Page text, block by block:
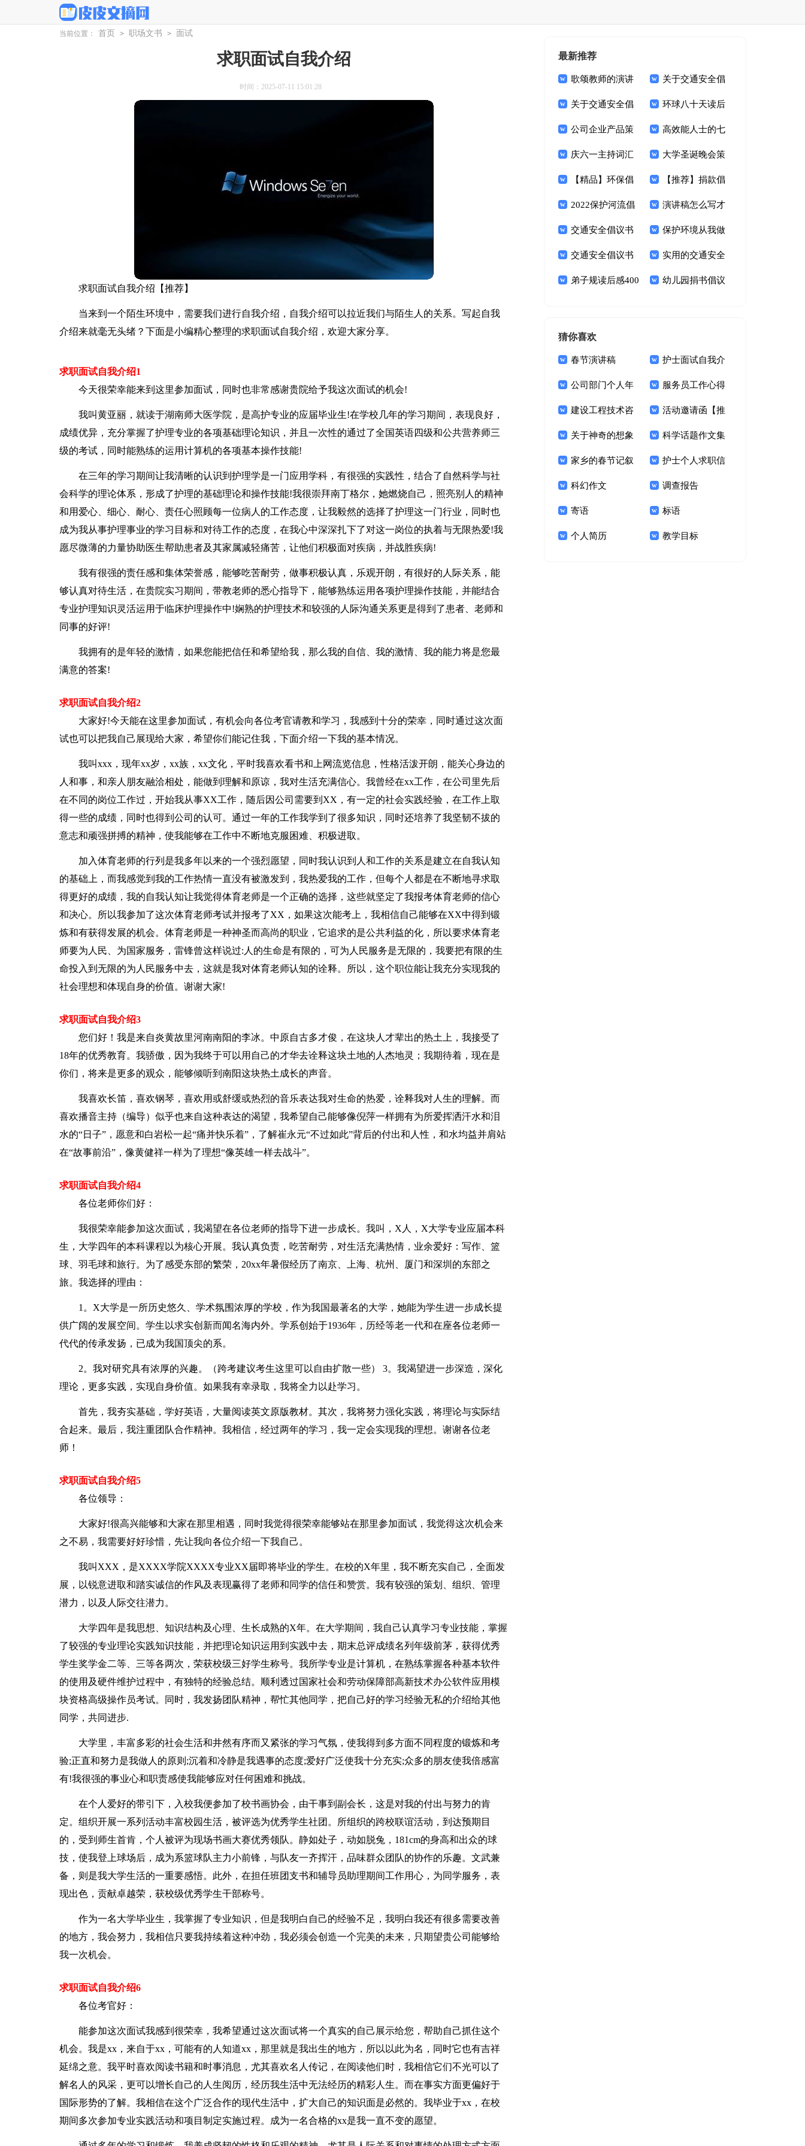
当前位置： 首页 > 职场文书 > 面试
求职面试自我介绍
时间：2025-07-11 15:01:28
求职面试自我介绍【推荐】
当来到一个陌生环境中，需要我们进行自我介绍，自我介绍可以拉近我们与陌生人的关系。写起自我
介绍来就毫无头绪？下面是小编精心整理的求职面试自我介绍，欢迎大家分享。
求职面试自我介绍1
今天很荣幸能来到这里参加面试，同时也非常感谢贵院给予我这次面试的机会!
我叫黄亚丽，就读于湖南师大医学院，是高护专业的应届毕业生!在学校几年的学习期间，表现良好，
成绩优异，充分掌握了护理专业的各项基础理论知识，并且一次性的通过了全国英语四级和公共营养师三
级的考试，同时能熟练的运用计算机的各项基本操作技能!
在三年的学习期间让我清晰的认识到护理学是一门应用学科，有很强的实践性，结合了自然科学与社
会科学的理论体系，形成了护理的基础理论和操作技能!我很崇拜南丁格尔，她燃烧自己，照亮别人的精神
和用爱心、细心、耐心、责任心照顾每一位病人的工作态度，让我毅然的选择了护理这一门行业，同时也
成为我从事护理事业的学习目标和对待工作的态度，在我心中深深扎下了对这一岗位的执着与无限热爱!我
愿尽微薄的力量协助医生帮助患者及其家属减轻痛苦，让他们积极面对疾病，并战胜疾病!
我有很强的责任感和集体荣誉感，能够吃苦耐劳，做事积极认真，乐观开朗，有很好的人际关系，能
够认真对待生活，在贵院实习期间，带教老师的悉心指导下，能够熟练运用各项护理操作技能，并能结合
专业护理知识灵活运用于临床护理操作中!娴熟的护理技术和较强的人际沟通关系更是得到了患者、老师和
同事的好评!
我拥有的是年轻的激情，如果您能把信任和希望给我，那么我的自信、我的激情、我的能力将是您最
满意的答案!
求职面试自我介绍2
大家好!今天能在这里参加面试，有机会向各位考官请教和学习，我感到十分的荣幸，同时通过这次面
试也可以把我自己展现给大家，希望你们能记住我，下面介绍一下我的基本情况。
我叫xxx，现年xx岁，xx族，xx文化，平时我喜欢看书和上网流览信息，性格活泼开朗，能关心身边的
人和事，和亲人朋友融洽相处，能做到理解和原谅，我对生活充满信心。我曾经在xx工作，在公司里先后
在不同的岗位工作过，开始我从事XX工作，随后因公司需要到XX，有一定的社会实践经验，在工作上取
得一些的成绩，同时也得到公司的认可。通过一年的工作我学到了很多知识，同时还培养了我坚韧不拔的
意志和顽强拼搏的精神，使我能够在工作中不断地克服困难、积极进取。
加入体育老师的行列是我多年以来的一个强烈愿望，同时我认识到人和工作的关系是建立在自我认知
的基础上，而我感觉到我的工作热情一直没有被激发到，我热爱我的工作，但每个人都是在不断地寻求取
得更好的成绩，我的自我认知让我觉得体育老师是一个正确的选择，这些就坚定了我报考体育老师的信心
和决心。所以我参加了这次体育老师考试并报考了XX，如果这次能考上，我相信自己能够在XX中得到锻
炼和有获得发展的机会。体育老师是一种神圣而高尚的职业，它追求的是公共利益的化，所以要求体育老
师要为人民、为国家服务，雷锋曾这样说过:人的生命是有限的，可为人民服务是无限的，我要把有限的生
命投入到无限的为人民服务中去，这就是我对体育老师认知的诠释。所以，这个职位能让我充分实现我的
社会理想和体现自身的价值。谢谢大家!
求职面试自我介绍3
您们好！我是来自炎黄故里河南南阳的李冰。中原自古多才俊，在这块人才辈出的热土上，我接受了
18年的优秀教育。我骄傲，因为我终于可以用自己的才华去诠释这块土地的人杰地灵；我期待着，现在是
你们，将来是更多的观众，能够倾听到南阳这块热土成长的声音。
我喜欢长笛，喜欢钢琴，喜欢用或舒缓或热烈的音乐表达我对生命的热爱，诠释我对人生的理解。而
喜欢播音主持（编导）似乎也来自这种表达的渴望，我希望自己能够像倪萍一样拥有为所爱挥洒汗水和泪
水的“日子”，愿意和白岩松一起“痛并快乐着”，了解崔永元“不过如此”背后的付出和人性，和水均益并肩站
在“故事前沿”，像黄健祥一样为了理想“像英雄一样去战斗”。
求职面试自我介绍4
各位老师你们好：
我很荣幸能参加这次面试，我渴望在各位老师的指导下进一步成长。我叫，X人，X大学专业应届本科
生，大学四年的本科课程以为核心开展。我认真负责，吃苦耐劳，对生活充满热情，业余爱好：写作、篮
球、羽毛球和旅行。为了感受东部的繁荣，20xx年暑假经历了南京、上海、杭州、厦门和深圳的东部之
旅。我选择的理由：
1。X大学是一所历史悠久、学术氛围浓厚的学校，作为我国最著名的大学，她能为学生进一步成长提
供广阔的发展空间。学生以求实创新而闻名海内外。学系创始于1936年，历经等老一代和在座各位老师一
代代的传承发扬，已成为我国顶尖的系。
2。我对研究具有浓厚的兴趣。（跨考建议考生这里可以自由扩散一些） 3。我渴望进一步深造，深化
理论，更多实践，实现自身价值。如果我有幸录取，我将全力以赴学习。
首先，我夯实基础，学好英语，大量阅读英文原版教材。其次，我将努力强化实践，将理论与实际结
合起来。最后，我注重团队合作精神。我相信，经过两年的学习，我一定会实现我的理想。谢谢各位老
师！
求职面试自我介绍5
各位领导：
大家好!很高兴能够和大家在那里相遇，同时我觉得很荣幸能够站在那里参加面试，我觉得这次机会来
之不易，我需要好好珍惜，先让我向各位介绍一下我自己。
我叫XXX，是XXXX学院XXXX专业XX届即将毕业的学生。在校的X年里，我不断充实自己，全面发
展，以锐意进取和踏实诚信的作风及表现赢得了老师和同学的信任和赞赏。我有较强的策划、组织、管理
潜力，以及人际交往潜力。
大学四年是我思想、知识结构及心理、生长成熟的X年。在大学期间，我自己认真学习专业技能，掌握
了较强的专业理论实践知识技能，并把理论知识运用到实践中去，期末总评成绩名列年级前茅，获得优秀
学生奖学金二等、三等各两次，荣获校级三好学生称号。我所学专业是计算机，在熟练掌握各种基本软件
的使用及硬件维护过程中，有独特的经验总结。顺利透过国家社会和劳动保障部高新技术办公软件应用模
块资格高级操作员考试。同时，我发扬团队精神，帮忙其他同学，把自己好的学习经验无私的介绍给其他
同学，共同进步.
大学里，丰富多彩的社会生活和井然有序而又紧张的学习气氛，使我得到多方面不同程度的锻炼和考
验;正直和努力是我做人的原则;沉着和冷静是我遇事的态度;爱好广泛使我十分充实;众多的朋友使我倍感富
有!我很强的事业心和职责感使我能够应对任何困难和挑战。
在个人爱好的带引下，入校我便参加了校书画协会，由干事到副会长，这是对我的付出与努力的肯
定。组织开展一系列活动丰富校园生活，被评选为优秀学生社团。所组织的跨校联谊活动，到达预期目
的，受到师生首肯，个人被评为现场书画大赛优秀领队。静如处子，动如脱兔，181cm的身高和出众的球
技，使我登上球场后，成为系篮球队主力小前锋，与队友一齐挥汗，品味群众团队的协作的乐趣。文武兼
备，则是我大学生活的一重要感悟。此外，在担任班团支书和辅导员助理期间工作用心，为同学服务，表
现出色，贡献卓越荣，获校级优秀学生干部称号。
作为一名大学毕业生，我掌握了专业知识，但是我明白自己的经验不足，我明白我还有很多需要改善
的地方，我会努力，我相信只要我持续着这种冲劲，我必须会创造一个完美的未来，只期望贵公司能够给
我一次机会。
求职面试自我介绍6
各位考官好：
能参加这次面试我感到很荣幸，我希望通过这次面试将一个真实的自己展示给您，帮助自己抓住这个
机会。我是xx，来自于xx，可能有的人知道xx，那里就是我出生的地方，所以以此为名，同时它也有吉祥
延绵之意。我平时喜欢阅读书籍和时事消息，尤其喜欢名人传记，在阅读他们时，我相信它们不光可以了
解名人的风采，更可以增长自己的人生阅历，经历我生活中无法经历的精彩人生。而在事实方面更偏好于
国际形势的了解。我相信在这个广泛合作的现代生活中，扩大自己的知识面是必然的。我毕业于xx，在校
期间多次参加专业实践活动和项目制定实施过程。成为一名合格的xx是我一直不变的愿望。
最新推荐
歌颂教师的演讲
稿
关于交通安全倡
议书汇总六篇
关于交通安全倡
议书集合五篇
环球八十天读后
感
公司企业产品策
划书模板
高效能人士的七
个习惯读后感
庆六一主持词汇
总六篇
大学圣诞晚会策
划书范本
【精品】环保倡
议书范文合集八篇
【推荐】捐款倡
议书范文集合9篇
2022保护河流倡
议书
演讲稿怎么写才
打动人
交通安全倡议书
(集锦15篇)
保护环境从我做
起倡议书五篇
交通安全倡议书
范文六篇
实用的交通安全
倡议书4篇
弟子规读后感400 幼儿园捐书倡议
猜你喜欢
春节演讲稿 护士面试自我介
绍合集15篇
公司部门个人年
度总结
服务员工作心得
体会
建设工程技术咨
询合同(集锦13篇)
活动邀请函【推
荐】
关于神奇的想象
作文400字三篇
科学话题作文集
锦九篇
家乡的春节记叙
文(15篇)
护士个人求职信
科幻作文 调查报告
寄语 标语
个人简历 教学目标